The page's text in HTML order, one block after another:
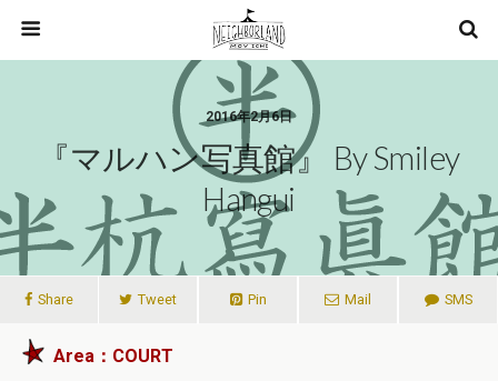
2016年2月6日
『マルハン写真館』 By Smiley
Hangui
Share Tweet Pin Mail SMS
Area：COURT